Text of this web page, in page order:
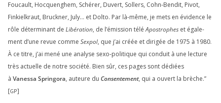
Foucault, Hocquenghem, Schérer, Duvert, Sollers, Cohn-Bendit, Pivot,
Finkielkraut, Bruckner, July… et Dolto. Par là-même, je mets en évi­dence le
rôle déter­mi­nant de Libération, de l’émission téléApostrophes et éga­le­
ment d’une revue comme Sexpol, que j’ai créée et diri­gée de 1975 à 1980.
À ce titre, j’ai mené une ana­lyse sexo-poli­tique qui conduit à une lec­ture
très actuelle de notre socié­té. Bien sûr, ces pages sont dédiées
à Vanessa Springora, auteure du Consentement, qui a ouvert la brèche.”
[GP]